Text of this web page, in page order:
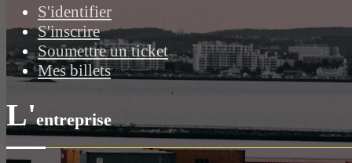
S'identifier
S'inscrire
Soumettre un ticket
Mes billets
L'entreprise